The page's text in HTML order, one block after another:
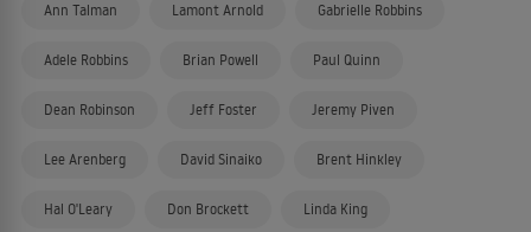
Ann Talman Lamont Arnold Gabrielle Robbins
Adele Robbins Brian Powell Paul Quinn
Dean Robinson Jeff Foster Jeremy Piven
Lee Arenberg David Sinaiko Brent Hinkley
Hal O'Leary Don Brockett Linda King